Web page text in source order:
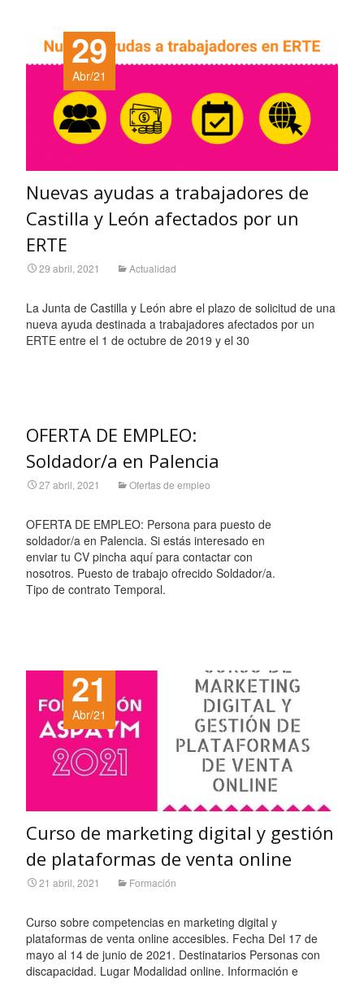
29
Abr/21
Nuevas ayudas a trabajadores de
Castilla y León afectados por un
ERTE
29 abril, 2021 Actualidad
La Junta de Castilla y León abre el plazo de solicitud de una
nueva ayuda destinada a trabajadores afectados por un
ERTE entre el 1 de octubre de 2019 y el 30
OFERTA DE EMPLEO:
Soldador/a en Palencia
27 abril, 2021 Ofertas de empleo
OFERTA DE EMPLEO: Persona para puesto de
soldador/a en Palencia. Si estás interesado en
enviar tu CV pincha aquí para contactar con
nosotros. Puesto de trabajo ofrecido Soldador/a.
Tipo de contrato Temporal.
21
Abr/21
Curso de marketing digital y gestión
de plataformas de venta online
21 abril, 2021 Formación
Curso sobre competencias en marketing digital y
plataformas de venta online accesibles. Fecha Del 17 de
mayo al 14 de junio de 2021. Destinatarios Personas con
discapacidad. Lugar Modalidad online. Información e